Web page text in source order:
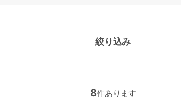
絞り込み
8件あります